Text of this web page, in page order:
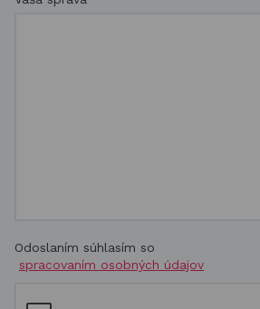
Odoslaním súhlasím so
spracovaním osobných údajov